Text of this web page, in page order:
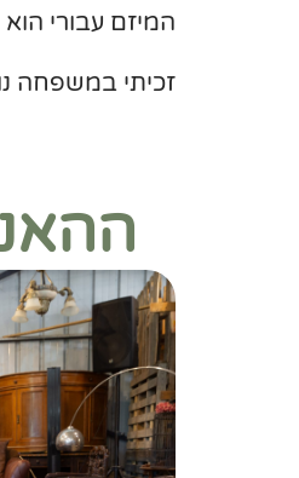
המיזם עבורי
זכיתי במשפחה